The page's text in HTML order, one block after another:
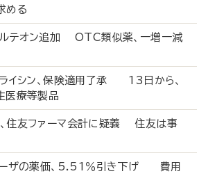
める
テオン追加 OTC類似薬、一増一減
ライシン、保険適用了承 13日から、
医療等製品
住友ファーマ会計に疑義 住友は事
ーザの薬価、5.51％引き下げ 費用